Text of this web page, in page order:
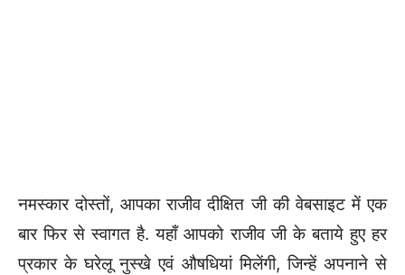
नमस्कार दोस्तों, आपका राजीव दीक्षित जी की वेबसाइट में एक
बार फिर से स्वागत है. यहाँ आपको राजीव जी के बताये हुए हर
प्रकार के घरेलू नुस्खे एवं औषधियां मिलेंगी, जिन्हें अपनाने से